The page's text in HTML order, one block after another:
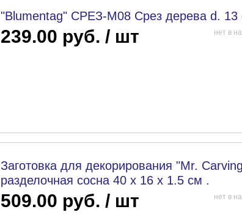
"Blumentag" СРЕЗ-М08 Срез дерева d. 13
239.00 руб. / шт нет в
Заготовка для декорирования "Mr.
разделочная сосна 40 х 16 х 1.5 см .
509.00 руб. / шт нет в